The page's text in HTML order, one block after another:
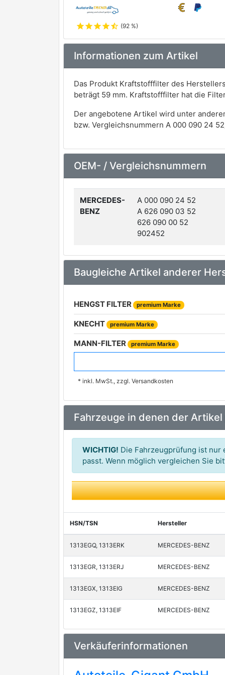
starstarstarstarstar_half (92 %)
Informationen zum Artikel
Das Produkt Kraftstofffilter des
beträgt 59 mm. Kraftstofffilter hat die
Der angebotene Artikel wird unter
bzw. Vergleichsnummern A 000 090 24
OEM- / Vergleichsnummern
MERCEDES-
BENZ
A 000 090 24 52
A 626 090 03 52
626 090 00 52
902452
Baugleiche Artikel anderer
HENGST FILTER premium Marke
KNECHT premium Marke
MANN-FILTER premium Marke
* inkl. MwSt., zzgl. Versandkosten
Fahrzeuge in denen der
WICHTIG! Die Fahrzeugprüfung ist nur
passt. Wenn möglich vergleichen Sie
HSN/TSN Hersteller
1313EGQ, 1313ERK MERCEDES-BENZ
1313EGR, 1313ERJ MERCEDES-BENZ
1313EGX, 1313EIG MERCEDES-BENZ
1313EGZ, 1313EIF MERCEDES-BENZ
Verkäuferinformationen